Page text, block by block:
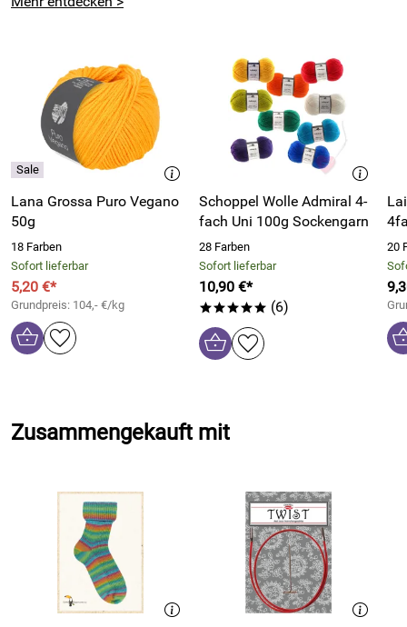
Wir bemühen uns um möglichst farbgetreue Bilder. Auf
Grund von Kameraeinstellungen oder abweichender
Bildschirmeinstellungen können die tatsächlichen Farben
von den Fotos abweichen.
Bitte beachten Sie auch unsere weitere Sockenwolle, sowie
unsere passenden
Nadelspiele
Hersteller: Laines du Nord, Via E. Fermi, 19, 10051 Avigliana
(TO), Italy, https://www.lainesdunord.it/
Lana Grossa Puro Vegano
50g
18 Farben
Sofort lieferbar
5,20 €*
Grundpreis: 104,- €/kg
Schoppel Wolle Admiral 4-
fach Uni 100g Sockengarn
28 Farben
Sofort lieferbar
10,90 €*
***** (6)
20
Zusammengekauft mit